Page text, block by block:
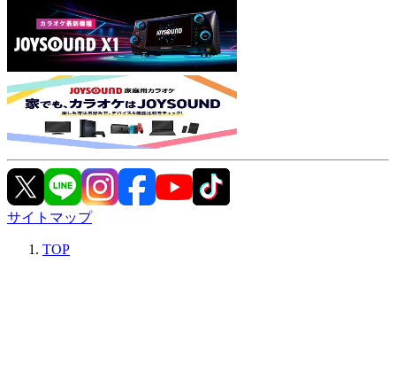
サイトマップ
TOP